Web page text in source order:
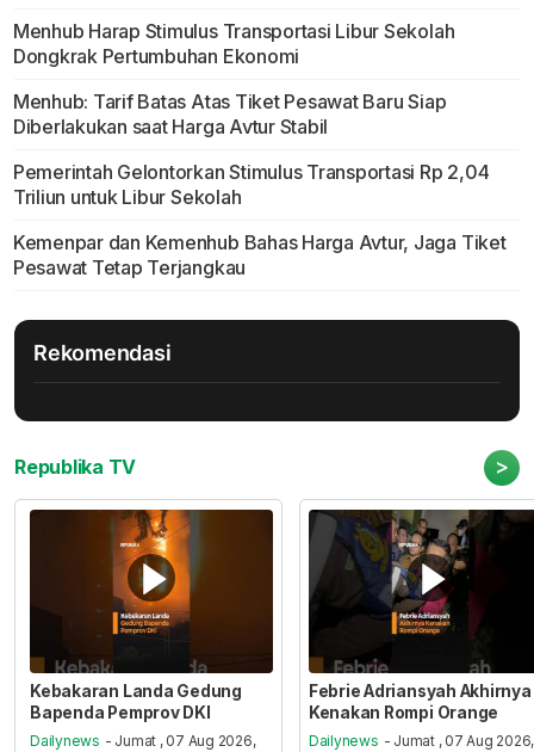
Menhub Harap Stimulus Transportasi Libur Sekolah
Dongkrak Pertumbuhan Ekonomi
Menhub: Tarif Batas Atas Tiket Pesawat Baru Siap
Diberlakukan saat Harga Avtur Stabil
Pemerintah Gelontorkan Stimulus Transportasi Rp 2,04
Triliun untuk Libur Sekolah
Kemenpar dan Kemenhub Bahas Harga Avtur, Jaga Tiket
Pesawat Tetap Terjangkau
Rekomendasi
Republika TV >
Kebakaran Landa Gedung
Bapenda Pemprov DKI
Dailynews - Jumat , 07 Aug 2026,
Febrie Adriansyah Akhirnya
Kenakan Rompi Orange
Dailynews - Jumat , 07 Aug 2026,